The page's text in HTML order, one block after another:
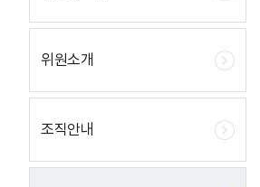
위원소개
조직안내